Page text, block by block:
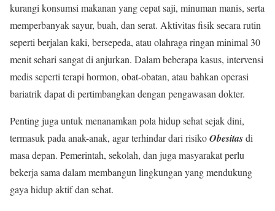
kurangi konsumsi makanan yang cepat saji, minuman manis, serta
memperbanyak sayur, buah, dan serat. Aktivitas fisik secara rutin
seperti berjalan kaki, bersepeda, atau olahraga ringan minimal 30
menit sehari sangat di anjurkan. Dalam beberapa kasus, intervensi
medis seperti terapi hormon, obat-obatan, atau bahkan operasi
bariatrik dapat di pertimbangkan dengan pengawasan dokter.
Penting juga untuk menanamkan pola hidup sehat sejak dini,
termasuk pada anak-anak, agar terhindar dari risikoObesitasdi
masa depan. Pemerintah, sekolah, dan juga masyarakat perlu
bekerja sama dalam membangun lingkungan yang mendukung
gaya hidup aktif dan sehat.